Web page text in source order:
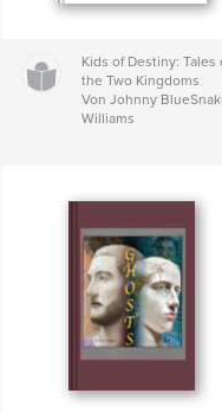
Kids of Destiny: Tales
the Two Kingdoms
Von Johnny
Williams